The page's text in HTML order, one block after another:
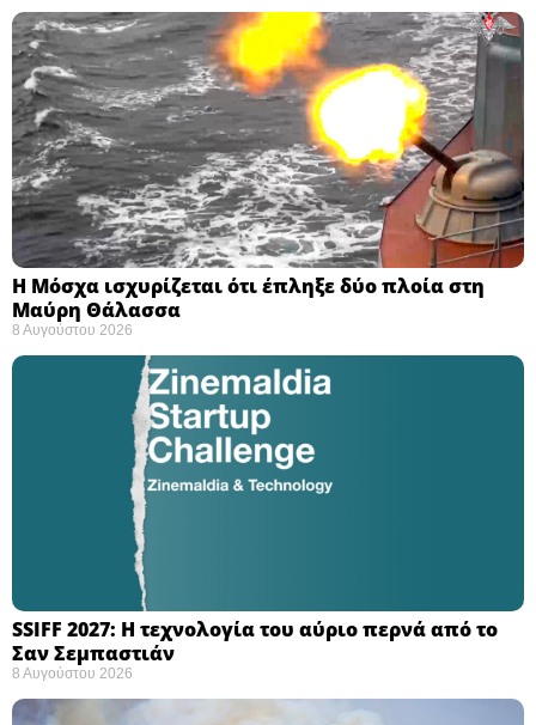
Η Μόσχα ισχυρίζεται ότι έπληξε δύο πλοία στη
Μαύρη Θάλασσα ​
8 Αυγούστου 2026
SSIFF 2027: Η τεχνολογία του αύριο περνά από το
Σαν Σεμπαστιάν ​
8 Αυγούστου 2026